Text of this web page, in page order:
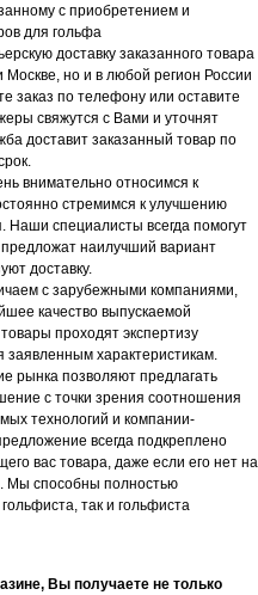
с приобретением и
для гольфа
доставку заказанного товара
Москве, но и в любой регион России
заказ по телефону или оставите
свяжутся с Вами и уточнят
доставит заказанный товар по
внимательно относимся к
стремимся к улучшению
Наши специалисты всегда помогут
наилучший вариант
доставку.
с зарубежными компаниями,
качество выпускаемой
проходят экспертизу
заявленным характеристикам.
рынка позволяют предлагать
с точки зрения соотношения
технологий и компании-
всегда подкреплено
вас товара, даже если его нет на
Мы способны полностью
так и гольфиста
Вы получаете не только